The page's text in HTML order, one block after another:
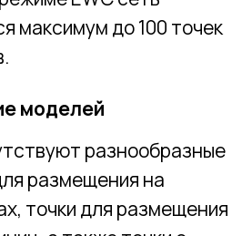
на
для
Cisco
залов, а также
-